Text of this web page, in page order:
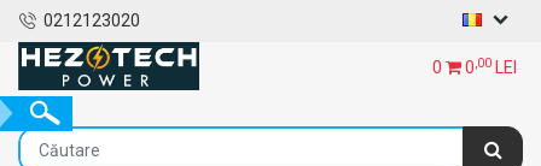
0212123020
0 0,00 LEI